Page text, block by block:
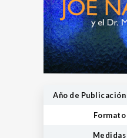
Año de Publicación
Formato
Medidas